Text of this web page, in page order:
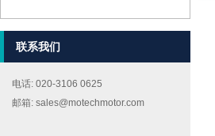
MT-2303HS280AW
联系我们
电话: 020-3106 0625
邮箱: sales@motechmotor.com